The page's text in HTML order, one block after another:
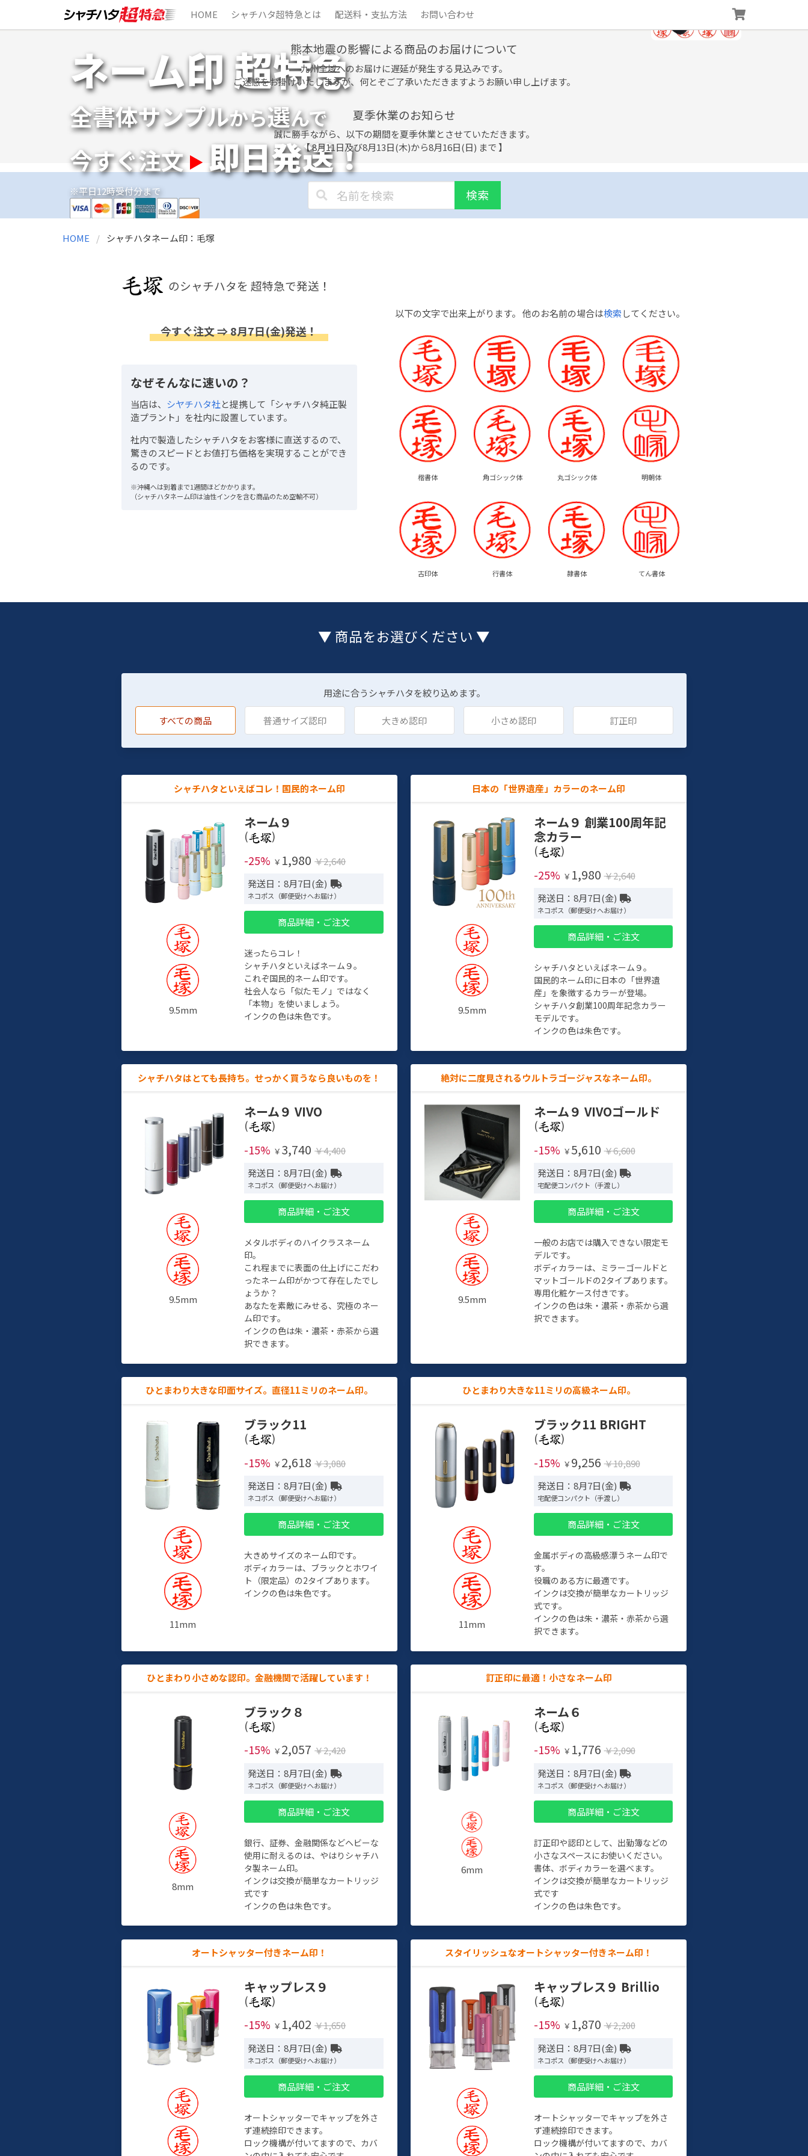
HOME シャチハタ超特急とは 配送料・支払方法 お問い合わせ
ネーム印 超特急
全書体サンプルから選んで
今すぐ注文 即日発送！
※平日12時受付分まで
熊本地震の影響による商品のお届けについて
九州全域へのお届けに遅延が発生する見込みです。
ご迷惑をお掛けいたしますが、何とぞご了承いただきますようお願い申し上げます。
夏季休業のお知らせ
誠に勝手ながら、以下の期間を夏季休業とさせていただきます。
【 8月11日及び8月13日(木)から8月16日(日) まで 】
検索
HOME シャチハタネーム印：毛塚
のシャチハタを 超特急で発送！
以下の文字で出来上がります。 他のお名前の場合は検索してください。
楷書体 角ゴシック体 丸ゴシック体 明朝体
古印体 行書体 隷書体 てん書体
今すぐ注文 ⇒ 8月7日(金)発送！
なぜそんなに速いの？
当店は、 シヤチハタ社と提携して「シャチハタ純正製
造プラント」を社内に設置しています。
社内で製造したシャチハタをお客様に直送するので、
驚きのスピードとお値打ち価格を実現することができ
るのです。
※沖縄へは到着まで1週間ほどかかります。
（シャチハタネーム印は油性インクを含む商品のため空輸不可）
▼ 商品をお選びください ▼
用途に合うシャチハタを絞り込めます。
すべての商品 普通サイズ認印 大きめ認印 小さめ認印 訂正印
シャチハタといえばコレ！国民的ネーム印
9.5mm
ネーム９
(
)
-25% ￥ 1,980 ￥2,640
発送日：8月7日(金)
ネコポス（郵便受けへお届け）
商品詳細・ご注文
迷ったらコレ！
シャチハタといえばネーム９。
これぞ国民的ネーム印です。
社会人なら「似たモノ」ではなく
「本物」を使いましょう。
インクの色は朱色です。
日本の「世界遺産」カラーのネーム印
9.5mm
ネーム９ 創業100周年記
念カラー
(
)
-25% ￥ 1,980 ￥2,640
発送日：8月7日(金)
ネコポス（郵便受けへお届け）
商品詳細・ご注文
シャチハタといえばネーム９。
国民的ネーム印に日本の「世界遺
産」を象徴するカラーが登場。
シャチハタ創業100周年記念カラー
モデルです。
インクの色は朱色です。
シャチハタはとても長持ち。せっかく買うなら良いものを！
9.5mm
ネーム９ VIVO
(
)
-15% ￥ 3,740 ￥4,400
発送日：8月7日(金)
ネコポス（郵便受けへお届け）
商品詳細・ご注文
メタルボディのハイクラスネーム
印。
これ程までに表面の仕上げにこだわ
ったネーム印がかつて存在したでし
ょうか？
あなたを素敵にみせる、究極のネー
ム印です。
インクの色は朱・濃茶・赤茶から選
択できます。
絶対に二度見されるウルトラゴージャスなネーム印。
9.5mm
ネーム９ VIVOゴールド
(
)
-15% ￥ 5,610 ￥6,600
発送日：8月7日(金)
宅配便コンパクト（手渡し）
商品詳細・ご注文
一般のお店では購入できない限定モ
デルです。
ボディカラーは、ミラーゴールドと
マットゴールドの2タイプあります。
専用化粧ケース付きです。
インクの色は朱・濃茶・赤茶から選
択できます。
ひとまわり大きな印面サイズ。直径11ミリのネーム印。
11mm
ブラック11
(
)
-15% ￥ 2,618 ￥3,080
発送日：8月7日(金)
ネコポス（郵便受けへお届け）
商品詳細・ご注文
大きめサイズのネーム印です。
ボディカラーは、ブラックとホワイ
ト（限定品）の2タイプあります。
インクの色は朱色です。
ひとまわり大きな11ミリの高級ネーム印。
11mm
ブラック11 BRIGHT
(
)
-15% ￥ 9,256 ￥10,890
発送日：8月7日(金)
宅配便コンパクト（手渡し）
商品詳細・ご注文
金属ボディの高級感漂うネーム印で
す。
役職のある方に最適です。
インクは交換が簡単なカートリッジ
式です。
インクの色は朱・濃茶・赤茶から選
択できます。
ひとまわり小さめな認印。金融機関で活躍しています！
8mm
ブラック８
(
)
-15% ￥ 2,057 ￥2,420
発送日：8月7日(金)
ネコポス（郵便受けへお届け）
商品詳細・ご注文
銀行、証券、金融関係などヘビーな
使用に耐えるのは、やはりシャチハ
タ製ネーム印。
インクは交換が簡単なカートリッジ
式です
インクの色は朱色です。
訂正印に最適！小さなネーム印
6mm
ネーム６
(
)
-15% ￥ 1,776 ￥2,090
発送日：8月7日(金)
ネコポス（郵便受けへお届け）
商品詳細・ご注文
訂正印や認印として、出勤簿などの
小さなスペースにお使いください。
書体、ボディカラーを選べます。
インクは交換が簡単なカートリッジ
式です
インクの色は朱色です。
オートシャッター付きネーム印！
キャップレス９
(
)
-15% ￥ 1,402 ￥1,650
発送日：8月7日(金)
ネコポス（郵便受けへお届け）
商品詳細・ご注文
オートシャッターでキャップを外さ
ず連続捺印できます。
ロック機構が付いてますので、カバ
スタイリッシュなオートシャッター付きネーム印！
キャップレス９ Brillio
(
)
-15% ￥ 1,870 ￥2,200
発送日：8月7日(金)
ネコポス（郵便受けへお届け）
商品詳細・ご注文
オートシャッターでキャップを外さ
ず連続捺印できます。
ロック機構が付いてますので、カバ